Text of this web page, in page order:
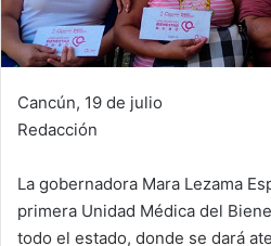
Cancún, 19 de julio
Redacción
La gobernadora Mara Lezama
primera Unidad Médica del
todo el estado, donde se dará